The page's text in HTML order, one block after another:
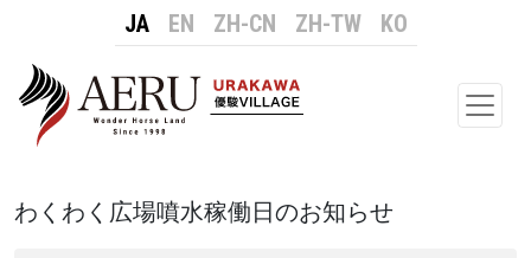
JA EN ZH-CN ZH-TW KO
メイ
わくわく広場噴水稼働日のお知らせ